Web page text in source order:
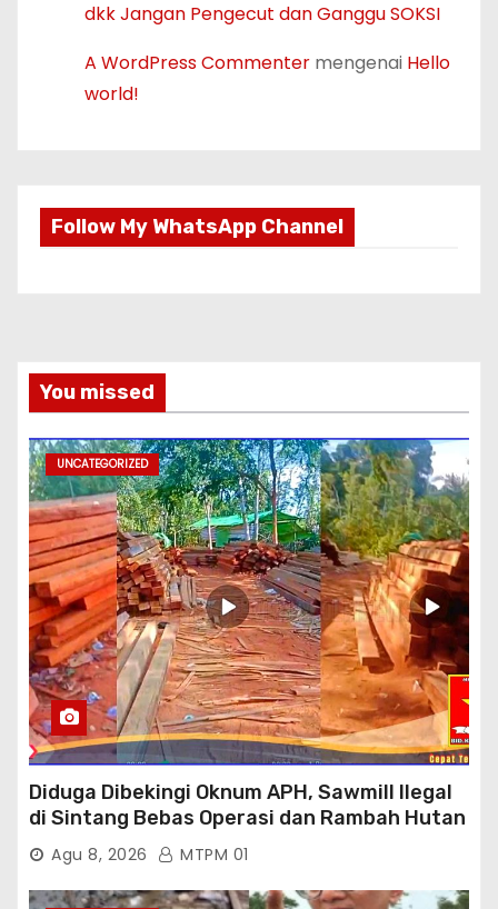
dkk Jangan Pengecut dan Ganggu SOKSI
A WordPress Commenter mengenai Hello
world!
Follow My WhatsApp Channel
You missed
UNCATEGORIZED
Diduga Dibekingi Oknum APH, Sawmill Ilegal
di Sintang Bebas Operasi dan Rambah Hutan
Lindung
Agu 8, 2026 MTPM 01